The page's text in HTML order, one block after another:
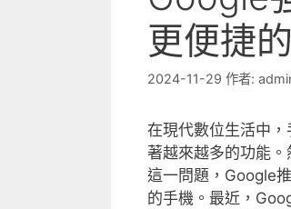
更便捷
2024-11-29 作者:
在現代數位生活中
著越來越多的功能
這一問題，Google
的手機。最近，